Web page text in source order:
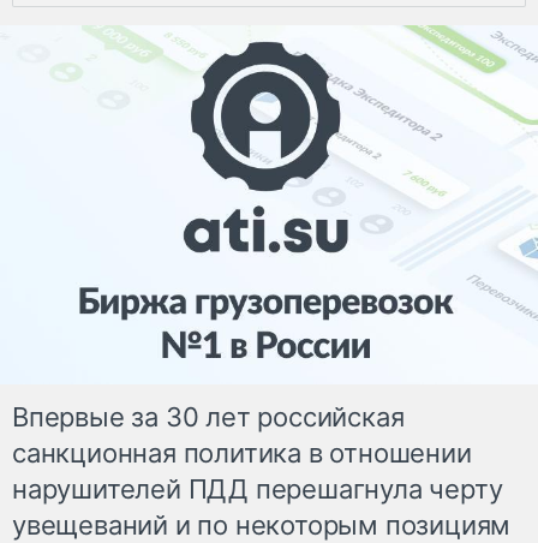
Впервые за 30 лет российская
санкционная политика в отношении
нарушителей ПДД перешагнула черту
увещеваний и по некоторым позициям